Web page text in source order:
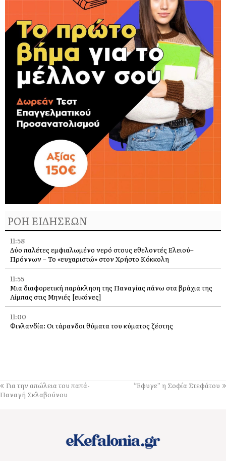
ΡΟΗ ΕΙΔΗΣΕΩΝ
11:58
Δύο παλέτες εμφιαλωμένο νερό στους εθελοντές Ελειού–
Πρόννων – Το «ευχαριστώ» στον Χρήστο Κόκκολη
11:55
Μια διαφορετική παράκληση της Παναγίας πάνω στα βράχια της
Λίμπας στις Μηνιές [εικόνες]
11:00
Φινλανδία: Οι τάρανδοι θύματα του κύματος ζέστης
10:00
Ιερά Παράκληση την Τρίτη στην Υπεραγία Θεοτόκο από τη Μονή
Άτρου
βραδιά του Σαββάτου στο Δήμο Σάμης
Για την απώλεια του παπά-
Παναγή Σκλαβούνου
“Έφυγε” η Σοφία Στεφάτου